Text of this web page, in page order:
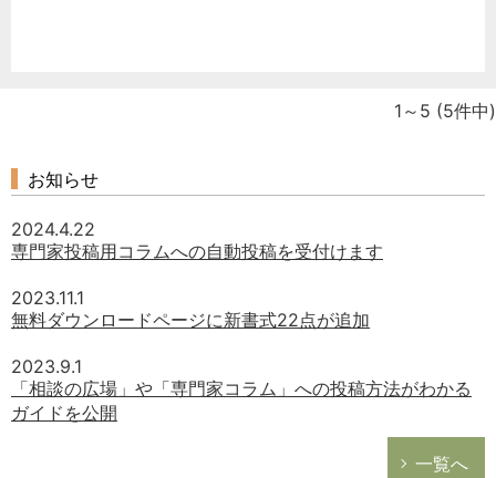
1～5 (5件中)
お知らせ
2024.4.22
専門家投稿用コラムへの自動投稿を受付けます
2023.11.1
無料ダウンロードページに新書式22点が追加
2023.9.1
「相談の広場」や「専門家コラム」への投稿方法がわかる
ガイドを公開
一覧へ